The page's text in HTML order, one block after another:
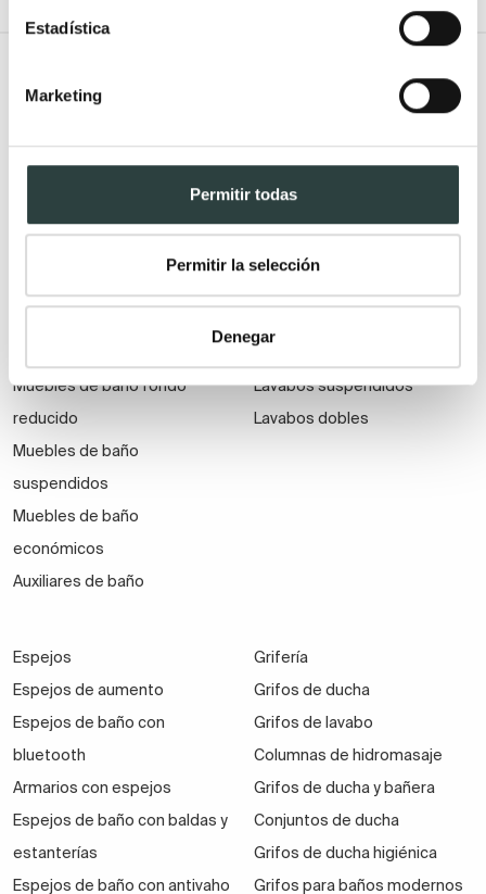
Estadística
Marketing
Permitir todas
Permitir la selección
Denegar
Muebles de baño rústicos y
natural
Muebles de baño vintage y
Muebles de baño fondo
reducido
Muebles de baño
suspendidos
Muebles de baño
económicos
Auxiliares de baño
Lavabos sobre encimera
Lavabos baratos
Lavabos pequeños
Lavabos suspendidos
Lavabos dobles
Espejos
Espejos de aumento
Espejos de baño con
bluetooth
Armarios con espejos
Espejos de baño con baldas y
estanterías
Espejos de baño con antivaho
Grifería
Grifos de ducha
Grifos de lavabo
Columnas de hidromasaje
Grifos de ducha y bañera
Conjuntos de ducha
Grifos de ducha higiénica
Grifos para baños modernos